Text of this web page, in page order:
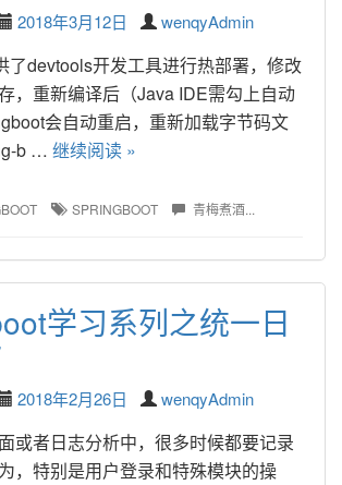
2018年3月12日 wenqyAdmin
了devtools开发工具进行热部署，修改
，重新编译后（Java IDE需勾上自动
会自动重启，重新加载字节码文
b … 继续阅读 »
SPRINGBOOT 青梅煮酒...
学习系列之统一日
2018年2月26日 wenqyAdmin
或者日志分析中，很多时候都要记录
，特别是用户登录和特殊模块的操